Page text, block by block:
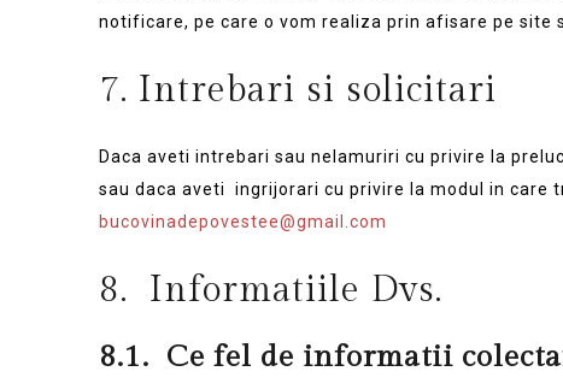
notificare, pe care o vom realiza prin afisare pe site
7. Intrebari si solicitari
Daca aveti intrebari sau nelamuriri cu privire la
sau daca aveti ingrijorari cu privire la modul in care
bucovinadepovestee@gmail.com
8. Informatiile Dvs.
8.1. Ce fel de informatii